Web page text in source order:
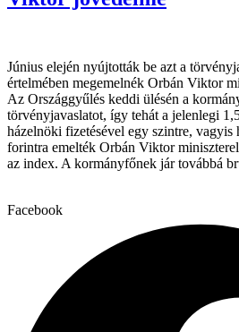
Június elején nyújtották be azt a
értelmében megemelnék Orbán Viktor
Az Országgyűlés keddi ülésén a
törvényjavaslatot, így tehát a jelenlegi
házelnöki fizetésével egy szintre,
forintra emelték Orbán Viktor
az index. A kormányfőnek jár továbbá
Facebook